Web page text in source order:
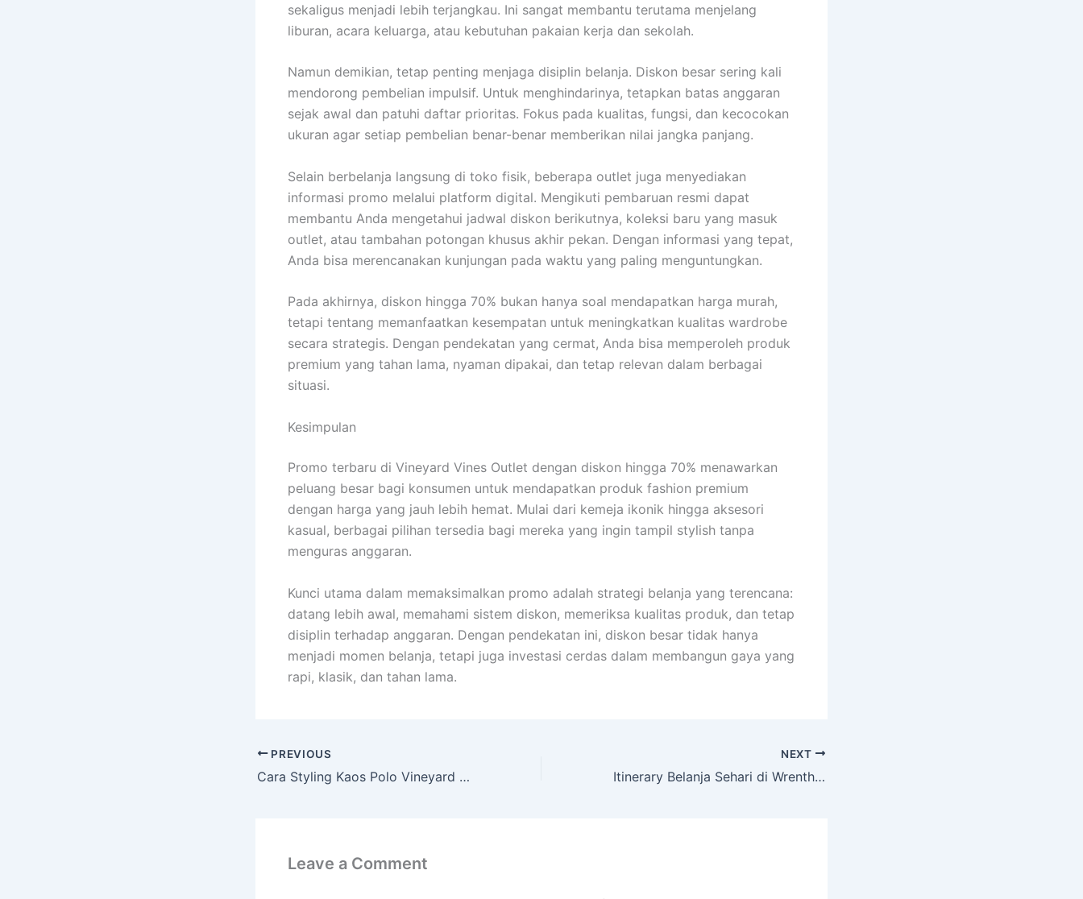
sekaligus menjadi lebih terjangkau. Ini sangat membantu terutama menjelang
liburan, acara keluarga, atau kebutuhan pakaian kerja dan sekolah.
Namun demikian, tetap penting menjaga disiplin belanja. Diskon besar sering kali
mendorong pembelian impulsif. Untuk menghindarinya, tetapkan batas anggaran
sejak awal dan patuhi daftar prioritas. Fokus pada kualitas, fungsi, dan kecocokan
ukuran agar setiap pembelian benar-benar memberikan nilai jangka panjang.
Selain berbelanja langsung di toko fisik, beberapa outlet juga menyediakan
informasi promo melalui platform digital. Mengikuti pembaruan resmi dapat
membantu Anda mengetahui jadwal diskon berikutnya, koleksi baru yang masuk
outlet, atau tambahan potongan khusus akhir pekan. Dengan informasi yang tepat,
Anda bisa merencanakan kunjungan pada waktu yang paling menguntungkan.
Pada akhirnya, diskon hingga 70% bukan hanya soal mendapatkan harga murah,
tetapi tentang memanfaatkan kesempatan untuk meningkatkan kualitas wardrobe
secara strategis. Dengan pendekatan yang cermat, Anda bisa memperoleh produk
premium yang tahan lama, nyaman dipakai, dan tetap relevan dalam berbagai
situasi.
Kesimpulan
Promo terbaru di Vineyard Vines Outlet dengan diskon hingga 70% menawarkan
peluang besar bagi konsumen untuk mendapatkan produk fashion premium
dengan harga yang jauh lebih hemat. Mulai dari kemeja ikonik hingga aksesori
kasual, berbagai pilihan tersedia bagi mereka yang ingin tampil stylish tanpa
menguras anggaran.
Kunci utama dalam memaksimalkan promo adalah strategi belanja yang terencana:
datang lebih awal, memahami sistem diskon, memeriksa kualitas produk, dan tetap
disiplin terhadap anggaran. Dengan pendekatan ini, diskon besar tidak hanya
menjadi momen belanja, tetapi juga investasi cerdas dalam membangun gaya yang
rapi, klasik, dan tahan lama.
PREVIOUS
Cara Styling Kaos Polo Vineyard Vines Klasik untuk Tampilan Santai
NEXT
Itinerary Belanja Sehari di Wrentham Village Premium Outlets
Leave a Comment